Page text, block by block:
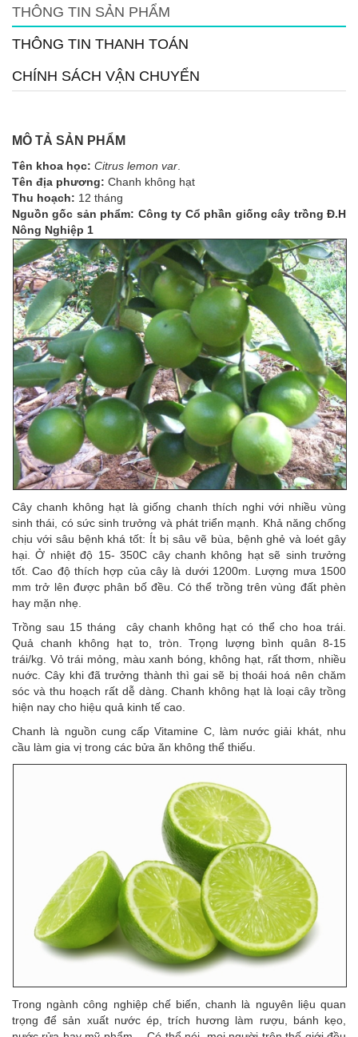
THÔNG TIN SẢN PHẨM
THÔNG TIN THANH TOÁN
CHÍNH SÁCH VẬN CHUYỂN
MÔ TẢ SẢN PHẨM
Tên khoa học: Citrus lemon var
Tên địa phương: Chanh không hạt
Thu hoạch: 12 tháng
Nguồn gốc sản phẩm: Công ty Cổ phần giống cây trồng Đ.H
Nông Nghiệp 1
Cây chanh không hạt là giống chanh thích nghi với nhiều vùng
sinh thái, có sức sinh trưởng và phát triển mạnh. Khả năng chống
chịu với sâu bệnh khá tốt: Ít bị sâu vẽ bùa, bệnh ghẻ và loét gây
hại. Ở nhiệt độ 15- 350C cây chanh không hạt sẽ sinh trưởng
tốt. Cao độ thích hợp của cây là dưới 1200m. Lượng mưa 1500
mm trở lên được phân bố đều. Có thể trồng trên vùng đất phèn
hay mặn nhẹ.
Trồng sau 15 tháng cây chanh không hạt có thể cho hoa trái.
Quả chanh không hạt to, tròn. Trọng lượng bình quân 8-15
trái/kg. Vỏ trái mỏng, màu xanh bóng, không hạt, rất thơm, nhiều
nuớc. Cây khi đã trưởng thành thì gai sẽ bị thoái hoá nên chăm
sóc và thu hoạch rất dễ dàng. Chanh không hạt là loại cây trồng
hiện nay cho hiệu quả kinh tế cao.
Chanh là nguồn cung cấp Vitamine C, làm nước giải khát, nhu
cầu làm gia vị trong các bửa ăn không thể thiếu.
Trong ngành công nghiệp chế biến, chanh là nguyên liệu quan
trọng để sản xuất nước ép, trích hương làm rượu, bánh kẹo,